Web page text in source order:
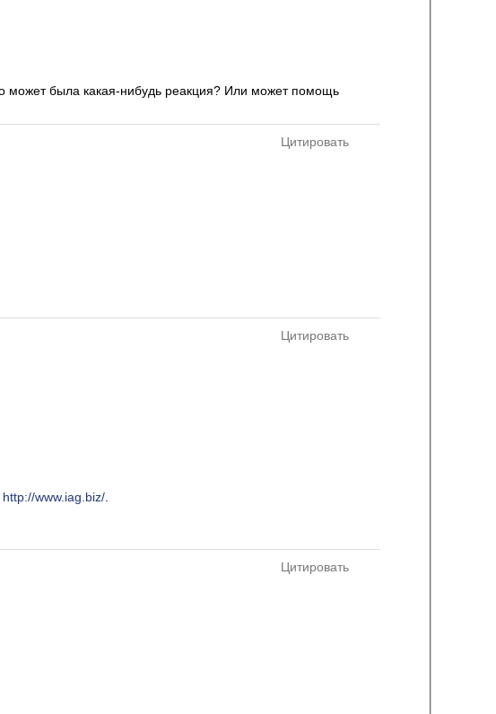
может была какая-нибудь реакция? Или может помощь
Цитировать
Цитировать
http://www.iag.biz/
Цитировать